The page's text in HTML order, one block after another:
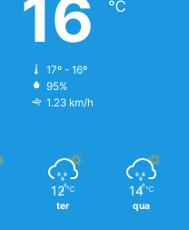
16 ℃
17º - 16º
95%
1.23 km/h
12 ℃
ter
14 ℃
qua